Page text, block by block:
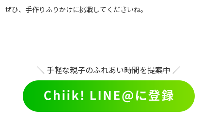
ぜひ、手作りふりかけに挑戦してくださいね。
＼ 手軽な親子のふれあい時間を提案中 ／